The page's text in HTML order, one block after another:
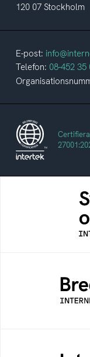
120 07 Stockholm
E-post:
Telefon: 08-452 35
En